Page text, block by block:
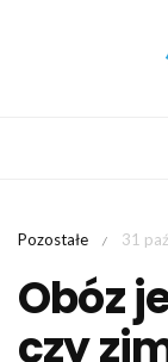
Pozostałe / 31
Obóz
czy